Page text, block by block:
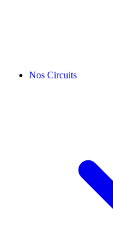
Nos Circuits